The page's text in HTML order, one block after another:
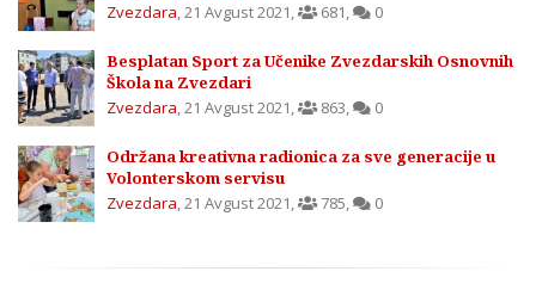
Zvezdara,21 Avgust 2021, 681, 0
Besplatan Sport za Učenike Zvezdarskih Osnovnih
Škola na Zvezdari
Zvezdara,21 Avgust 2021, 863, 0
Održana kreativna radionica za sve generacije u
Volonterskom servisu
Zvezdara,21 Avgust 2021, 785, 0